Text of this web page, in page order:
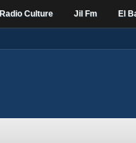
Radio Culture Jil Fm El